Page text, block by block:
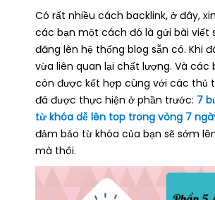
Có rất nhiều cách backlink, ở đây,
các bạn một cách đó là gửi bài viết
đăng lên hệ thống blog sẵn có. Khi
vừa liên quan lại chất lượng. Và các
còn được kết hợp cùng với các thủ
đã được thực hiện ở phần trước: 7
từ khóa dễ lên top trong vòng 7
đảm bảo từ khóa của bạn sẽ sớm
mà thôi.